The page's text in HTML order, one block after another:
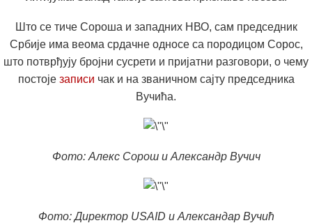
Што се тиче Сороша и западних НВО, сам председник
Србије има веома срдачне односе са породицом Сорос,
што потврђују бројни сусрети и пријатни разговори, о чему
постоје записи чак и на званичном сајту председника
Вучића.
Фото: Алекс Сорош и Александр Вучич
Фото: Директор USAID и Александар Вучић